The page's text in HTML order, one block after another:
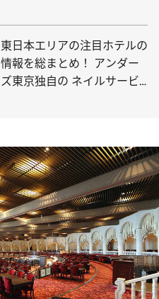
東日本エリアの注目ホテルの
情報を総まとめ！ アンダー
ズ東京独自の ネイルサービ